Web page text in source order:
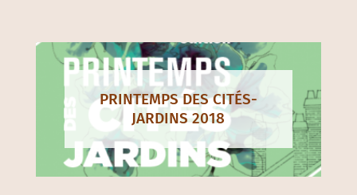
PRINTEMPS DES CITÉS-
JARDINS 2018